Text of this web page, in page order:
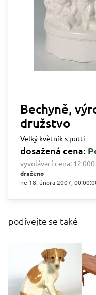
Bechyně,
družstvo
Velký květník s putti
dosažená cena:
vyvolávací cena: 12 000
draženo
ne 18. února 2007,
podívejte se také